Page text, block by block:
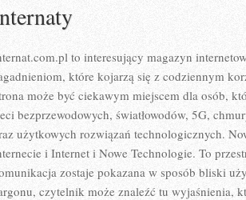
to interesujący magazyn
które kojarzą się z codziennym
może być ciekawym miejscem dla osób,
bezprzewodowych, światłowodów, 5G,
użytkowych rozwiązań technologicznych.
i Internet i Nowe Technologie. To
zostaje pokazana w sposób bliski
czytelnik może znaleźć tu wyjaśnienia,